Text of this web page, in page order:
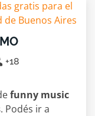
+18
funny music
. Podés ir a